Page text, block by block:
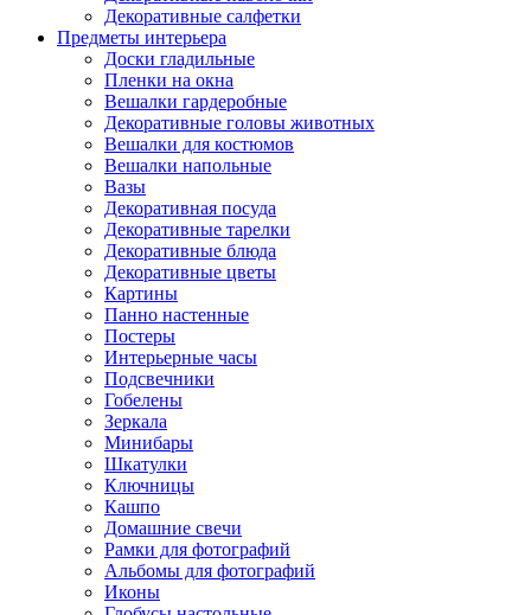
Декоративные салфетки
Предметы интерьера
Доски гладильные
Пленки на окна
Вешалки гардеробные
Декоративные головы животных
Вешалки для костюмов
Вешалки напольные
Вазы
Декоративная посуда
Декоративные тарелки
Декоративные блюда
Декоративные цветы
Картины
Панно настенные
Постеры
Интерьерные часы
Подсвечники
Гобелены
Зеркала
Минибары
Шкатулки
Ключницы
Кашпо
Домашние свечи
Рамки для фотографий
Альбомы для фотографий
Иконы